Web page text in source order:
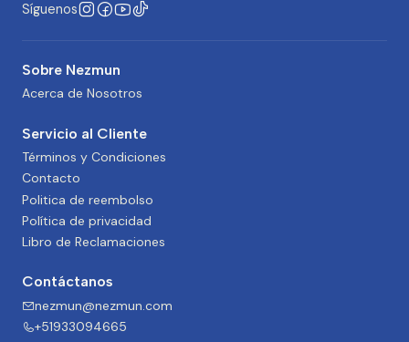
Síguenos
Sobre Nezmun
Acerca de Nosotros
Servicio al Cliente
Términos y Condiciones
Contacto
Politica de reembolso
Política de privacidad
Libro de Reclamaciones
Contáctanos
nezmun@nezmun.com
+51933094665